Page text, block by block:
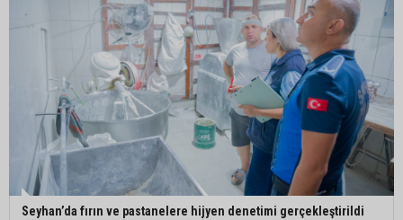
Seyhan’da fırın ve pastanelere hijyen denetimi gerçekleştirildi